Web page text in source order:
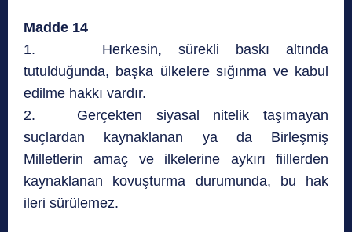
Madde 14
1. Herkesin, sürekli baskı altında
tutulduğunda, başka ülkelere sığınma ve kabul
edilme hakkı vardır.
2. Gerçekten siyasal nitelik taşımayan
suçlardan kaynaklanan ya da Birleşmiş
Milletlerin amaç ve ilkelerine aykırı fiillerden
kaynaklanan kovuşturma durumunda, bu hak
ileri sürülemez.